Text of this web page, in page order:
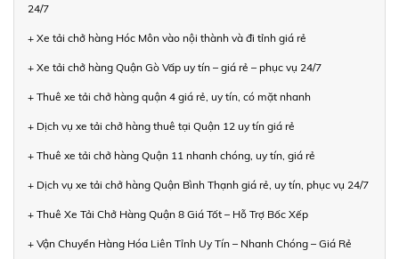
24/7
+ Xe tải chở hàng Hóc Môn vào nội thành và đi tỉnh giá rẻ
+ Xe tải chở hàng Quận Gò Vấp uy tín – giá rẻ – phục vụ 24/7
+ Thuê xe tải chở hàng quận 4 giá rẻ, uy tín, có mặt nhanh
+ Dịch vụ xe tải chở hàng thuê tại Quận 12 uy tín giá rẻ
+ Thuê xe tải chở hàng Quận 11 nhanh chóng, uy tín, giá rẻ
+ Dịch vụ xe tải chở hàng Quận Bình Thạnh giá rẻ, uy tín, phục vụ 24/7
+ Thuê Xe Tải Chở Hàng Quận 8 Giá Tốt – Hỗ Trợ Bốc Xếp
+ Vận Chuyển Hàng Hóa Liên Tỉnh Uy Tín – Nhanh Chóng – Giá Rẻ